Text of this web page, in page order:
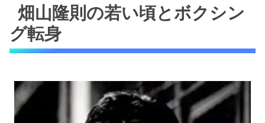
畑山隆則の若い頃とボクシン
グ転身